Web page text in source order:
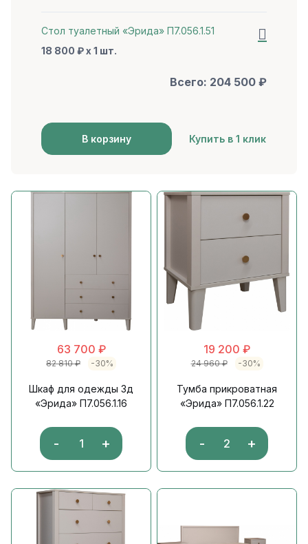
Стол туалетный «Эрида» П7.056.1.51
18 800 ₽ x 1 шт.
Всего: 204 500 ₽
В корзину Купить в 1 клик
63 700 ₽
82 810₽ -30%
Шкаф для одежды 3д
«Эрида» П7.056.1.16
- +
19 200 ₽
24 960₽ -30%
Тумба прикроватная
«Эрида» П7.056.1.22
- +